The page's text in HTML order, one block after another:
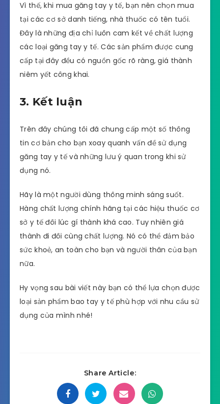
Vì thế, khi mua găng tay y tế, bạn nên chọn mua
tại các cơ sở danh tiếng, nhà thuốc có tên tuổi.
Đây là những địa chỉ luôn cam kết về chất lượng
các loại găng tay y tế. Các sản phẩm được cung
cấp tại đây đều có nguồn gốc rõ ràng, giá thành
niêm yết công khai.
3. Kết luận
Trên đây chúng tôi đã chung cấp một số thông
tin cơ bản cho bạn xoay quanh vấn đề sử dụng
găng tay y tế và những lưu ý quan trong khi sử
dụng nó.
Hãy là một người dùng thông minh sáng suốt.
Hàng chất lượng chính hãng tại các hiệu thuốc cơ
sở y tế đôi lúc gí thành khá cao. Tuy nhiên giá
thành đi đôi cùng chất lượng. Nó có thể đảm bảo
sức khoẻ, an toàn cho bạn và người thân của bạn
nữa.
Hy vọng sau bài viết này bạn có thể lựa chọn được
loại sản phẩm bao tay y tế phù hợp với nhu cầu sử
dụng của mình nhé!
Share Article: